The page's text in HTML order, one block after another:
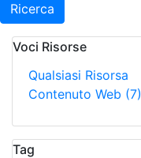
Ricerca
Voci Risorse
Qualsiasi Risorsa
Contenuto Web (7)
Tag